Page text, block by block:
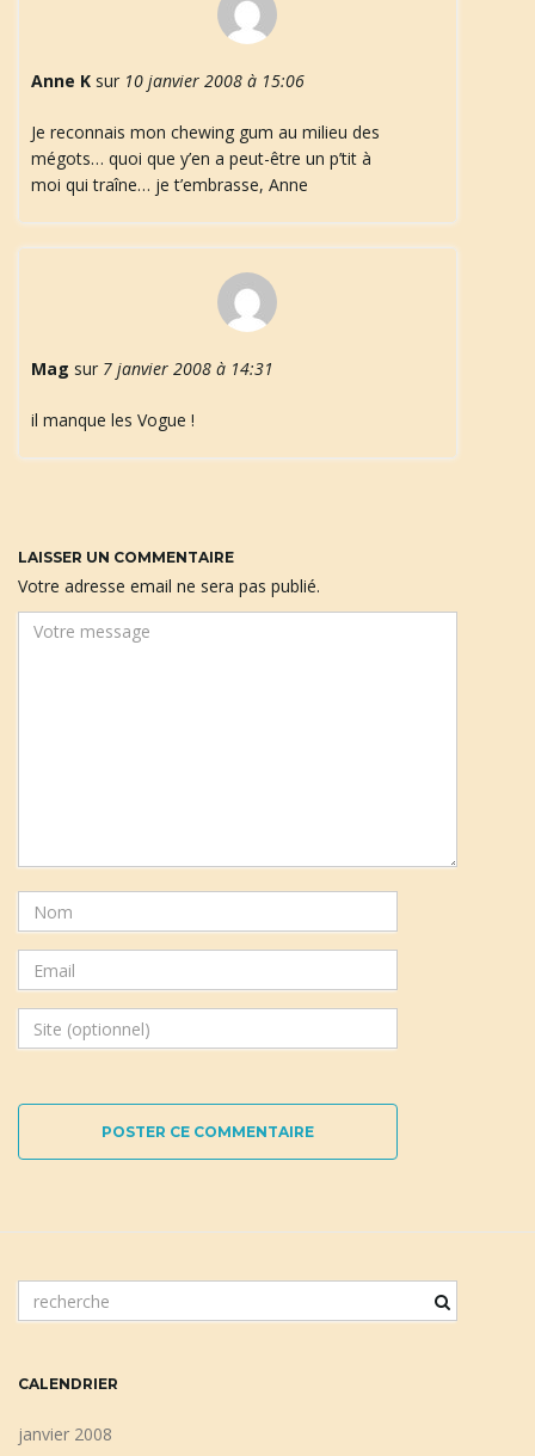
Anne K sur 10 janvier 2008 à 15:06
Je reconnais mon chewing gum au milieu des
mégots… quoi que y’en a peut-être un p’tit à
moi qui traîne… je t’embrasse, Anne
Mag sur 7 janvier 2008 à 14:31
il manque les Vogue !
LAISSER UN COMMENTAIRE
Votre adresse email ne sera pas publié.
POSTER CE COMMENTAIRE
o
é
d
CALENDRIER
janvier 2008